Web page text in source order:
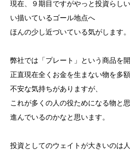
現在、９期目ですがやっと投資らし
い描いているゴール地点へ
ほんの少し近づいている気がします。
弊社では「プレート」という商品を開
正直現在全くお金を生まない物を多
不安な気持ちがありますが、
これが多くの人の役ためになる物と
進んでいるのかなと思います。
投資としてのウェイトが大きいのは人